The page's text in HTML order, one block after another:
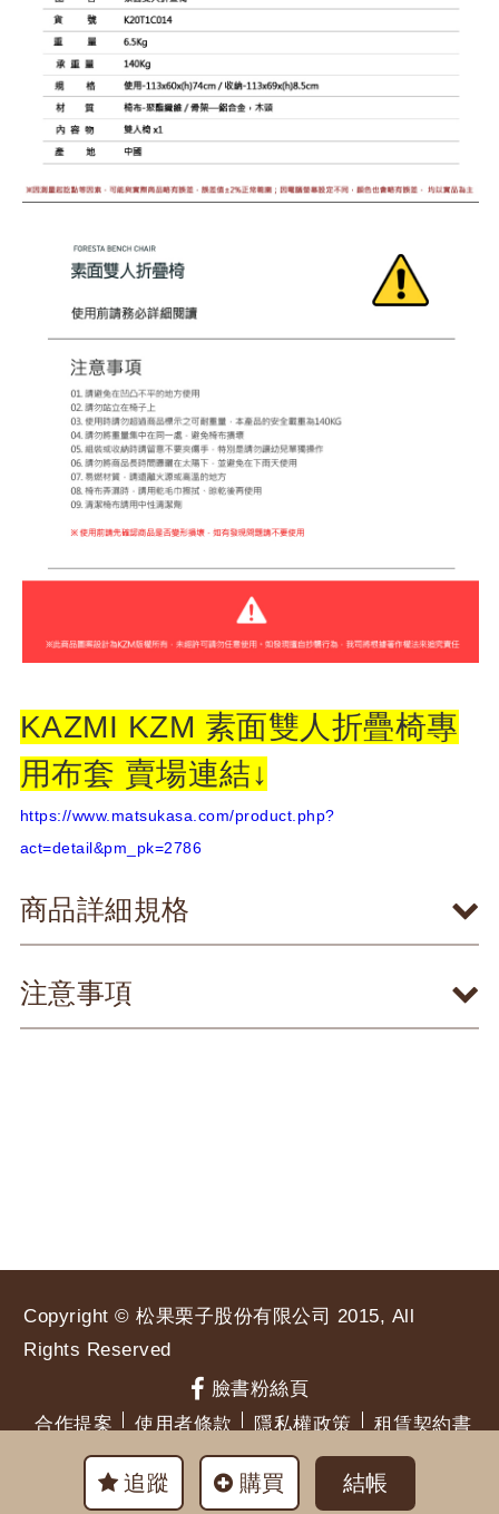
KAZMI KZM 素面雙人折疊椅專
用布套 賣場連結↓
https://www.matsukasa.com/product.php?
act=detail&pm_pk=2786
商品詳細規格
注意事項
追蹤 購買 結帳
Copyright © 松果栗子股份有限公司 2015, All
Rights Reserved
臉書粉絲頁
合作提案
使用者條款 隱私權政策 租賃契約書
網站地圖